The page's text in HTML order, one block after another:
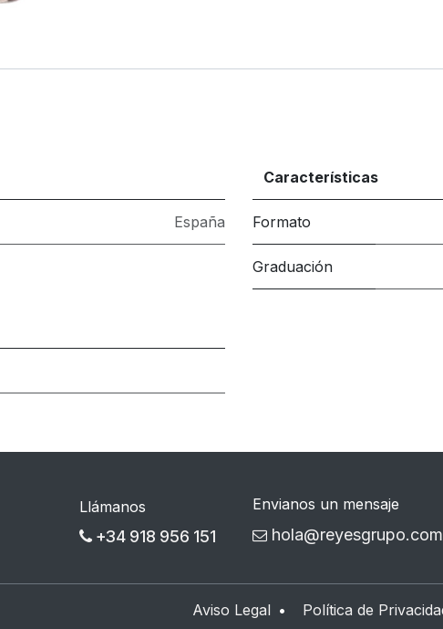
España
Características
Formato
Graduación
Llámanos
+34 918 956 151
Envianos un mensaje
hola@reyesgrupo.com
Aviso Legal • Política de